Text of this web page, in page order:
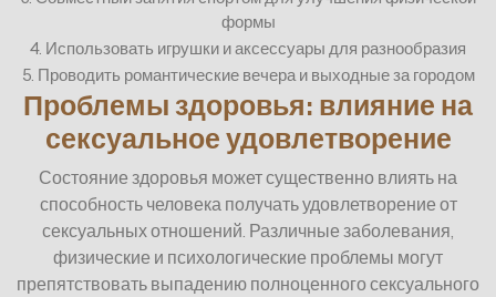
формы
4. Использовать игрушки и аксессуары для разнообразия
5. Проводить романтические вечера и выходные за городом
Проблемы здоровья: влияние на
сексуальное удовлетворение
Состояние здоровья может существенно влиять на
способность человека получать удовлетворение от
сексуальных отношений. Различные заболевания,
физические и психологические проблемы могут
препятствовать выпадению полноценного сексуального